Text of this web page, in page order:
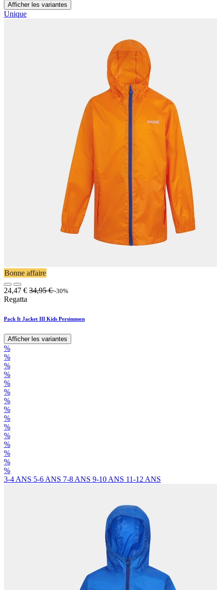
Afficher les variantes
Unique
Bonne affaire
24,47 € 34,95€ -30%
Regatta
Pack It Jacket III Kids Persimmon
Afficher les variantes
%
%
%
%
%
%
%
%
%
%
%
%
%
%
%
3-4 ANS 5-6 ANS 7-8 ANS 9-10 ANS 11-12 ANS